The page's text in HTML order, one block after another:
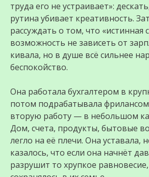
труда его не устраивает»:
рутина убивает креативность.
рассуждать о том, что «истинная
возможность не зависеть от
кивала, но в душе всё сильнее
беспокойство.
Она работала бухгалтером в
потом подрабатывала
вторую работу — в небольшом
Дом, счета, продукты, бытовые
легло на её плечи. Она уставала,
казалось, что если она начнёт
разрушит то хрупкое